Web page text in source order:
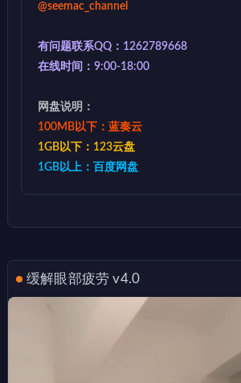
@seemac_channel
有问题联系QQ：1262789668
在线时间：9:00-18:00
网盘说明：
100MB以下：蓝奏云
1GB以下：123云盘
1GB以上：百度网盘
缓解眼部疲劳 v4.0